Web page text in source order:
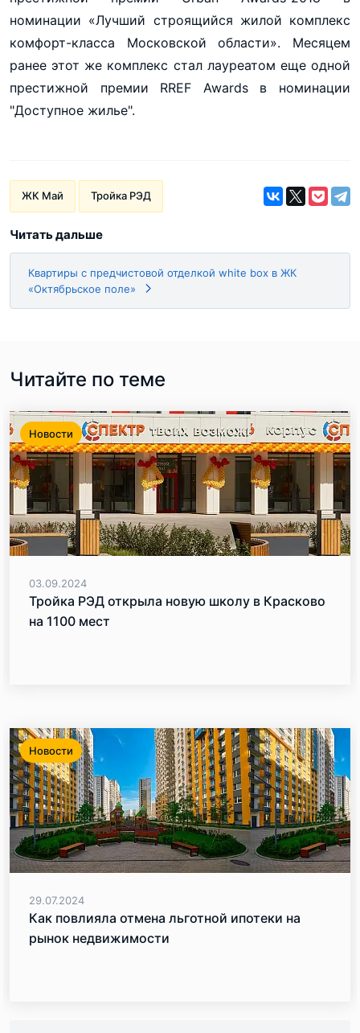
номинации «Лучший строящийся жилой комплекс
комфорт-класса Московской области». Месяцем
ранее этот же комплекс стал лауреатом еще одной
престижной премии RREF Awards в номинации
"Доступное жилье".
ЖК Май Тройка РЭД
Читать дальше
Квартиры с предчистовой отделкой white box в ЖК
«Октябрьское поле»
Читайте по теме
Новости
03.09.2024
Тройка РЭД открыла новую школу в Красково
на 1100 мест
Новости
29.07.2024
Как повлияла отмена льготной ипотеки на
рынок недвижимости